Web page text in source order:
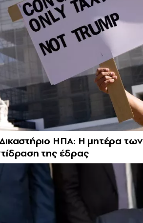
ΗΠΑ: Η μητέρα
της έδρας